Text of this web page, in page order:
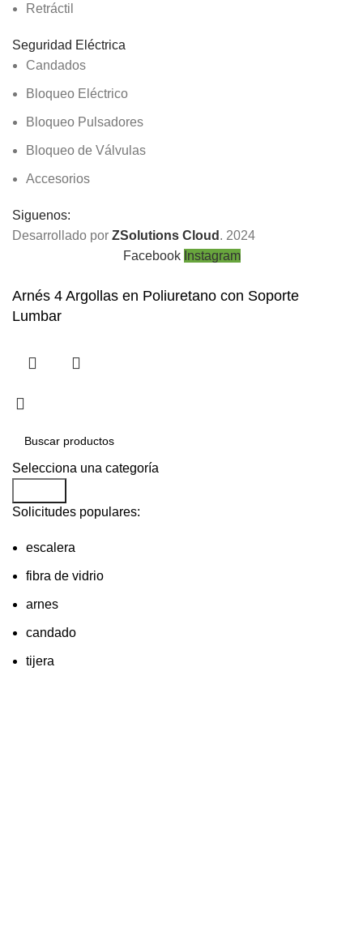
Retráctil
Seguridad Eléctrica
Candados
Bloqueo Eléctrico
Bloqueo Pulsadores
Bloqueo de Válvulas
Accesorios
Siguenos:
Desarrollado por ZSolutions Cloud . 2024
Facebook Instagram
Arnés 4 Argollas en Poliuretano con Soporte
Lumbar
Selecciona una categoría
Solicitudes populares:
escalera
fibra de vidrio
arnes
candado
tijera